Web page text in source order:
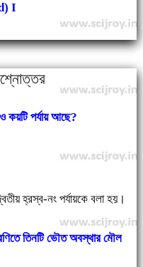
I
কয়টি পর্যায় আছে?
হ্রস্ব-নং পর্যায়কে বলা হয়।
তিনটি ভৌত অবস্থার মৌল